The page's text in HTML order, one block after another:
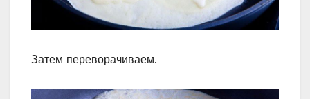
Затем переворачиваем.